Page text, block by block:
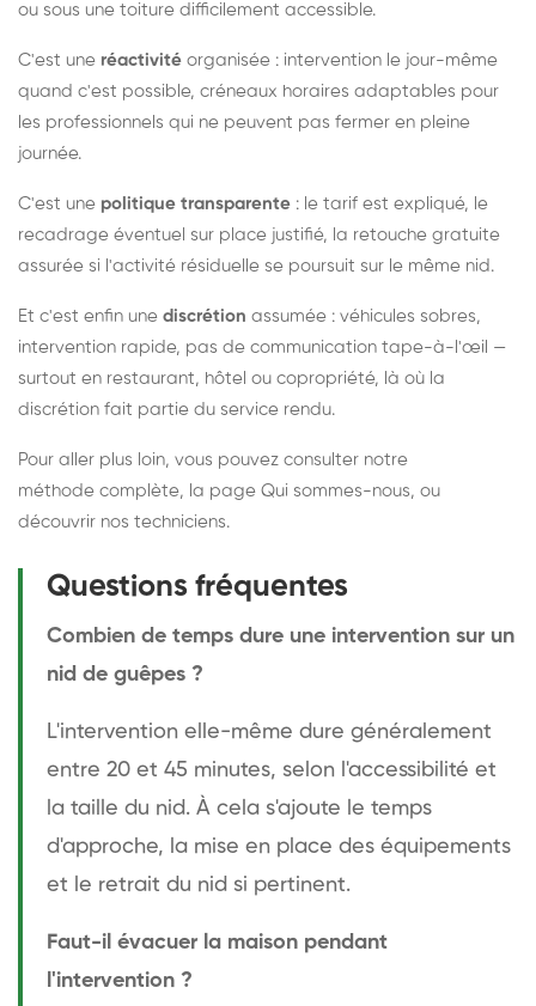
ou sous une toiture difficilement accessible.
C'est une réactivité organisée : intervention le jour-même
quand c'est possible, créneaux horaires adaptables pour
les professionnels qui ne peuvent pas fermer en pleine
journée.
C'est une politique transparente : le tarif est expliqué, le
recadrage éventuel sur place justifié, la retouche gratuite
assurée si l'activité résiduelle se poursuit sur le même nid.
Et c'est enfin une discrétion assumée : véhicules sobres,
intervention rapide, pas de communication tape-à-l'œil —
surtout en restaurant, hôtel ou copropriété, là où la
discrétion fait partie du service rendu.
Pour aller plus loin, vous pouvez consulter notre
méthode complète, la page Qui sommes-nous, ou
découvrir nos techniciens.
Questions fréquentes
Combien de temps dure une intervention sur un
nid de guêpes ?
L'intervention elle-même dure généralement
entre 20 et 45 minutes, selon l'accessibilité et
la taille du nid. À cela s'ajoute le temps
d'approche, la mise en place des équipements
et le retrait du nid si pertinent.
Faut-il évacuer la maison pendant
l'intervention ?